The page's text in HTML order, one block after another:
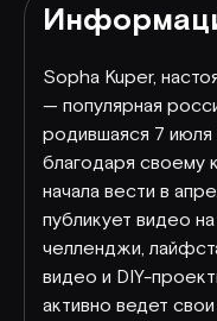
Sopha Kuper,
— популярная
родившаяся 7 июля
благодаря своему
начала вести в
публикует видео
челленджи,
видео и DIY-
активно ведет